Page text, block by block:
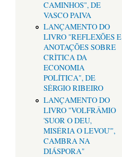
CAMINHOS", DE
VASCO PAIVA
LANÇAMENTO DO
LIVRO "REFLEXÕES E
ANOTAÇÕES SOBRE
CRÌTICA DA
ECONOMIA
POLÍTICA", DE
SÉRGIO RIBEIRO
LANÇAMENTO DO
LIVRO "VOLFRÂMIO
'SUOR O DEU,
MISÉRIA O LEVOU'",
CAMBRA NA
DIÁSPORA"